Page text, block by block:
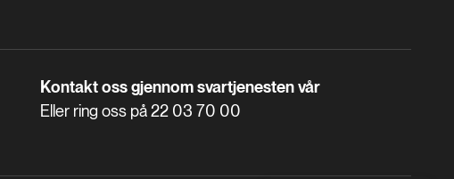
Kontakt oss gjennom svartjenesten vår
Eller ring oss på22 03 70 00